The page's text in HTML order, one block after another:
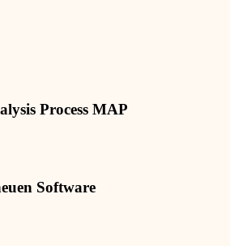
Process MAP
Software